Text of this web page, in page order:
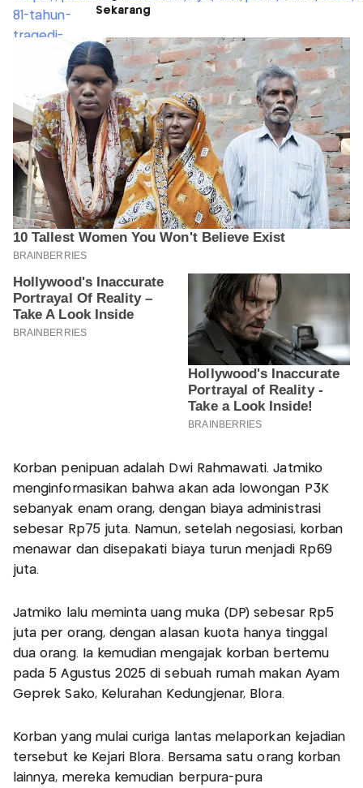
Sekarang
Korban penipuan adalah Dwi Rahmawati. Jatmiko
menginformasikan bahwa akan ada lowongan P3K
sebanyak enam orang, dengan biaya administrasi
sebesar Rp75 juta. Namun, setelah negosiasi, korban
menawar dan disepakati biaya turun menjadi Rp69
juta.
Jatmiko lalu meminta uang muka (DP) sebesar Rp5
juta per orang, dengan alasan kuota hanya tinggal
dua orang. Ia kemudian mengajak korban bertemu
pada 5 Agustus 2025 di sebuah rumah makan Ayam
Geprek Sako, Kelurahan Kedungjenar, Blora.
Korban yang mulai curiga lantas melaporkan kejadian
tersebut ke Kejari Blora. Bersama satu orang korban
lainnya, mereka kemudian berpura-pura